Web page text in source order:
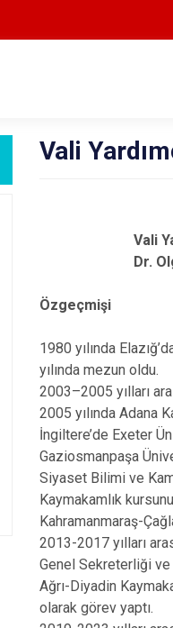
Vali
Vali
Dr.
Özgeçmişi
1980 yılında
yılında mezun oldu.
2003–2005 yılları
2005 yılında Adana
İngiltere’de Exeter
Gaziosmanpaşa
Siyaset Bilimi ve
Kaymakamlık
Kahramanmaraş-
2013-2017 yılları
Genel Sekreterliği
Ağrı-Diyadin
olarak görev yaptı.